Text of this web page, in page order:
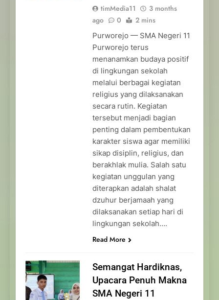
timMedia11
3 months
ago
0 2 mins
Purworejo — SMA Negeri 11
Purworejo terus
menanamkan budaya positif
di lingkungan sekolah
melalui berbagai kegiatan
religius yang dilaksanakan
secara rutin. Kegiatan
tersebut menjadi bagian
penting dalam pembentukan
karakter siswa agar memiliki
sikap disiplin, religius, dan
berakhlak mulia. Salah satu
kegiatan unggulan yang
diterapkan adalah shalat
dzuhur berjamaah yang
dilaksanakan setiap hari di
lingkungan sekolah….
Read More
Semangat Hardiknas,
Upacara Penuh Makna
SMA Negeri 11